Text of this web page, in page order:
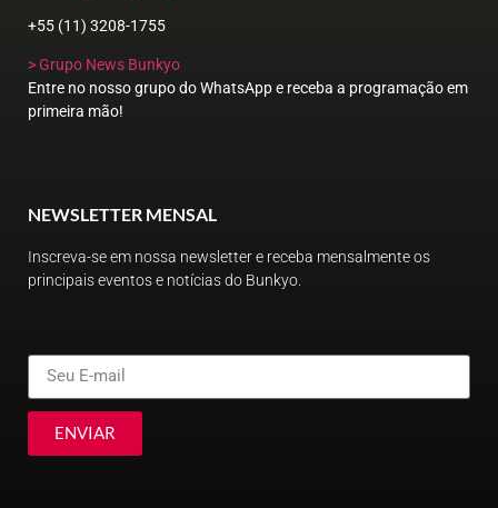
+55 (11) 3208-1755
> Grupo News Bunkyo
Entre no nosso grupo do WhatsApp e receba a programação em
primeira mão!
NEWSLETTER MENSAL
Inscreva-se em nossa newsletter e receba mensalmente os
principais eventos e notícias do Bunkyo.
ENVIAR